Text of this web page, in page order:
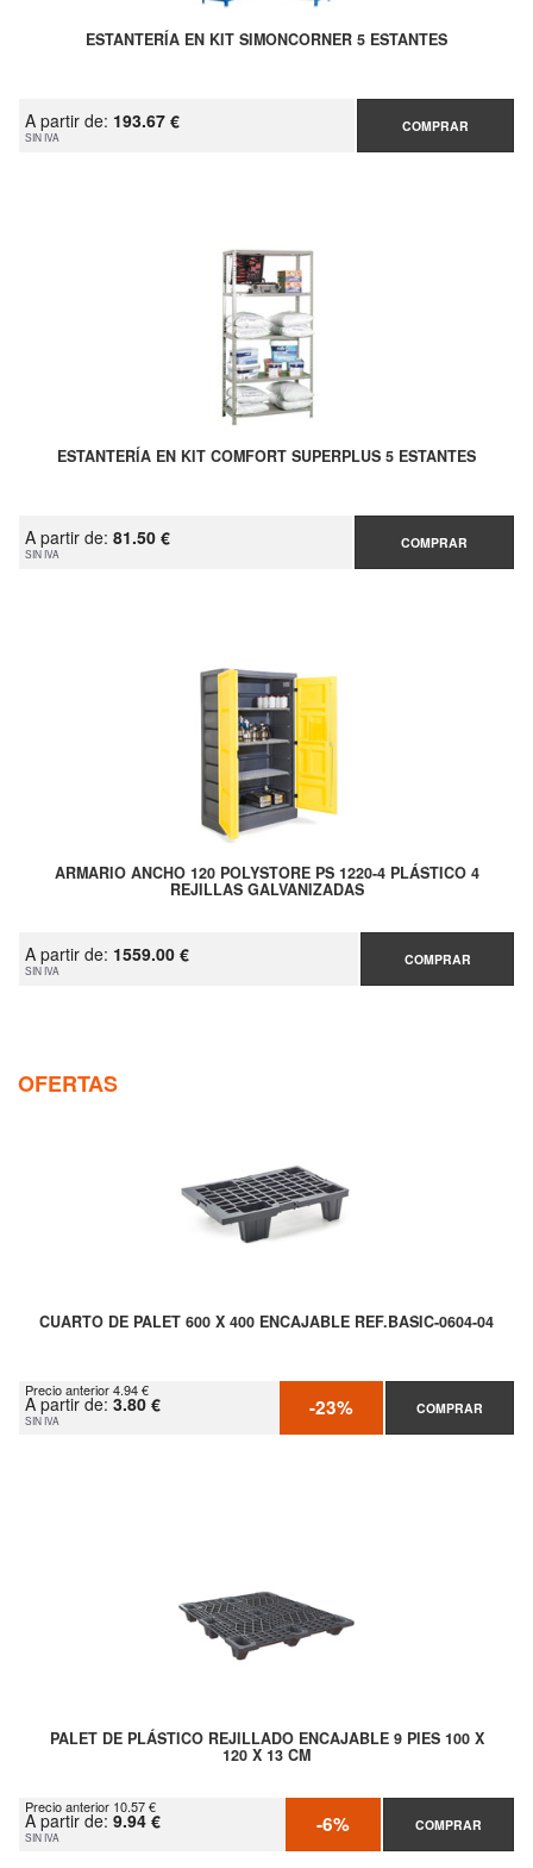
ESTANTERÍA EN KIT SIMONCORNER 5 ESTANTES
A partir de: 193.67 €
SIN IVA
COMPRAR
ESTANTERÍA EN KIT COMFORT SUPERPLUS 5 ESTANTES
A partir de: 81.50 €
SIN IVA
COMPRAR
ARMARIO ANCHO 120 POLYSTORE PS 1220-4 PLÁSTICO 4
REJILLAS GALVANIZADAS
A partir de: 1559.00 €
SIN IVA
COMPRAR
OFERTAS
CUARTO DE PALET 600 X 400 ENCAJABLE REF.BASIC-0604-04
Precio anterior 4.94 €
A partir de: 3.80 €
SIN IVA -23% COMPRAR
PALET DE PLÁSTICO REJILLADO ENCAJABLE 9 PIES 100 X
120 X 13 CM
Precio anterior 10.57 €
A partir de: 9.94 €
SIN IVA -6% COMPRAR